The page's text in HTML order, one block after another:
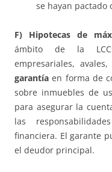
se hayan pactado
F) Hipotecas de
ámbito de la
empresariales,
garantía en forma de
sobre inmuebles de
para asegurar la
las
financiera. El garante
el deudor principal.